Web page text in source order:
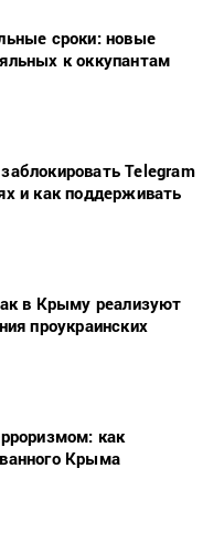
сроки: новые
к оккупантам
Telegram
и как поддерживать
в Крыму реализуют
проукраинских
как
Крыма